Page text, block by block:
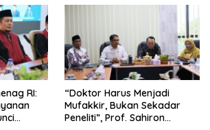
RI:
“Doktor Harus Menjadi
Mufakkir, Bukan Sekadar
Peneliti”, Prof. Sahiron